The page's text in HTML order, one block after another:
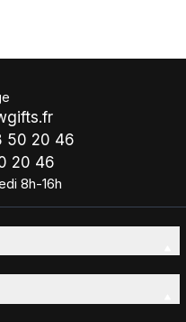
50 20 46
20 46
8h-16h